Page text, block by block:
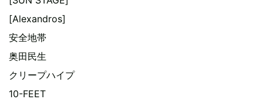
[Alexandros]
安全地帯
奥田民生
クリープハイプ
10-FEET